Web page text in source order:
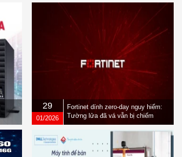
29
01/2026
Fortinet dính zero-day nguy hiểm:
Tường lửa đã vá vẫn bị chiếm
quyền